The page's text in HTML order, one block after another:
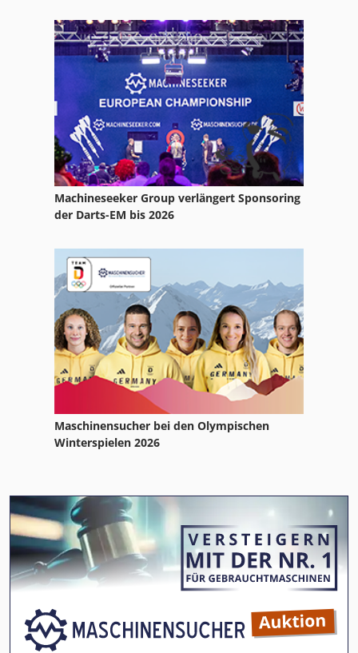
Machineseeker Group verlängert Sponsoring
der Darts-EM bis 2026
Maschinensucher bei den Olympischen
Winterspielen 2026